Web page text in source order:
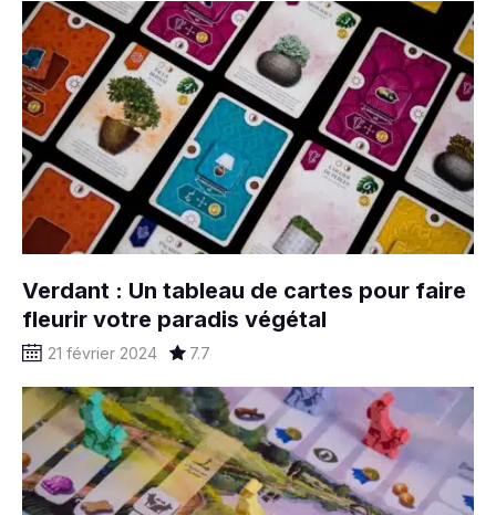
Verdant : Un tableau de cartes pour faire
fleurir votre paradis végétal
21 février 2024 7.7